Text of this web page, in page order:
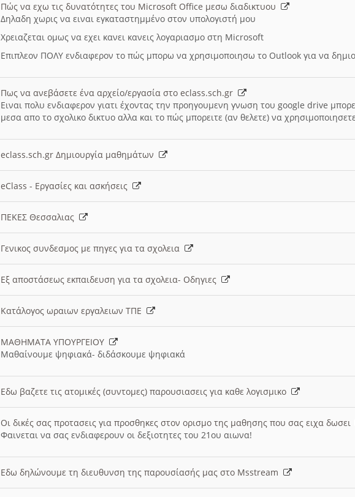
Πώς να εχω τις δυνατότητες του Microsoft Office μεσω διαδικτυου
Δηλαδη χωρις να ειναι εγκαταστημμένο στον υπολογιστή μου
Χρειαζεται ομως να εχει κανει κανεις λογαριασμο στη Microsoft
Επιπλεον ΠΟΛΥ ενδιαφερον το πώς μπορω να χρησιμοποιησω το Outlook για να
Πως να ανεβάσετε ένα αρχείο/εργασία στο eclass.sch.gr
Ειναι πολυ ενδιαφερον γιατι έχοντας την προηγουμενη γνωση του google drive
μεσα απο το σχολικο δικτυο αλλα και το πώς μπορειτε (αν θελετε) να
eclass.sch.gr Δημιουργία μαθημάτων
eClass - Εργασίες και ασκήσεις
ΠΕΚΕΣ Θεσσαλιας
Γενικος συνδεσμος με πηγες για τα σχολεια
Εξ αποστάσεως εκπαιδευση για τα σχολεια- Οδηγιες
Κατάλογος ωραιων εργαλειων ΤΠΕ
ΜΑΘΗΜΑΤΑ ΥΠΟΥΡΓΕΙΟΥ
Μαθαίνουμε ψηφιακά- διδάσκουμε ψηφιακά
Εδω βαζετε τις ατομικές (συντομες) παρουσιασεις για καθε λογισμικο
Οι δικές σας προτασεις για προσθηκες στον ορισμο της μαθησης που σας ειχα
Φαινεται να σας ενδιαφερουν οι δεξιοτητες του 21ου αιωνα!
Εδω δηλώνουμε τη διευθυνση της παρουσίασής μας στο Msstream